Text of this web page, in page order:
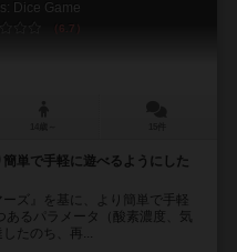
Dice Game
6.7
単で手軽に遊べるようにした
ズ』を基に、より簡単で手軽
るパラメータ（酸素濃度、気
たのち、再...